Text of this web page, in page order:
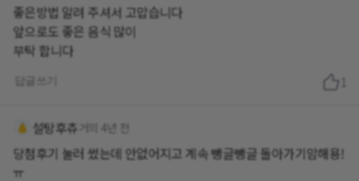
좋은방법 알려 주셔서 고맙습니다
앞으로도 좋은 음식 많이
부탁 합니다
답글쓰기 1
설탕후츄 거의 4년 전
당첨후기 눌러 썼는데 안없어지고 계속 뺑글뺑글 돌아가기맘해용!
ㅠ